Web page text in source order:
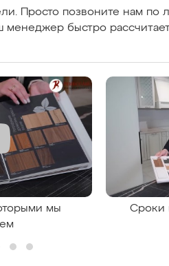
Просто позвоните нам по
менеджер быстро
мы
Сроки